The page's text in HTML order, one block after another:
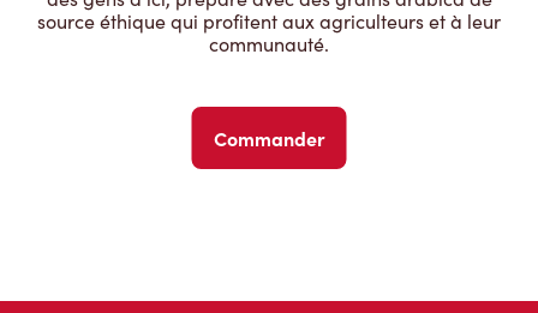
source éthique qui profitent aux agriculteurs et à leur
communauté.
Commander